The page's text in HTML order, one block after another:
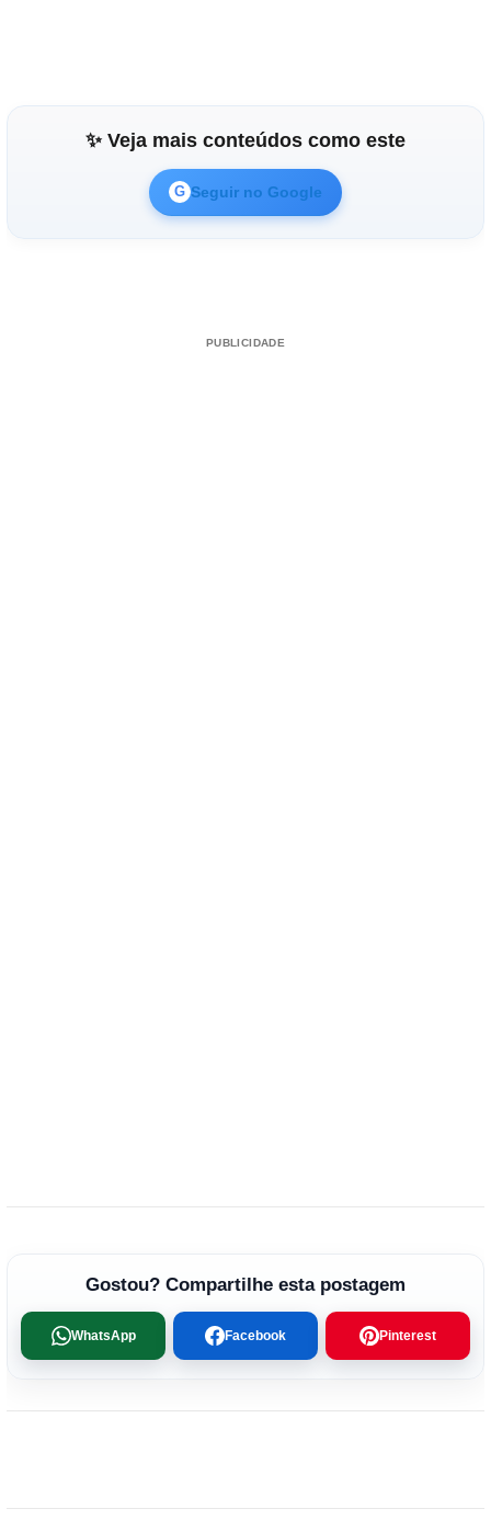
✨ Veja mais conteúdos como este
G Seguir no Google
PUBLICIDADE
Gostou? Compartilhe esta postagem
WhatsApp Facebook Pinterest